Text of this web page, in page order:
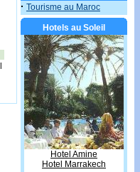
· Tourisme au Maroc
Hotels au Soleil
Hotel Amine
Hotel Marrakech